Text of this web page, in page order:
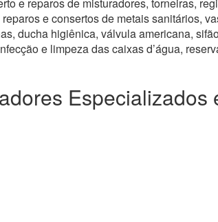
e consertos de metais sanitários,
ducha higiênica, válvula americana,
e limpeza das caixas d’água,
Especializados